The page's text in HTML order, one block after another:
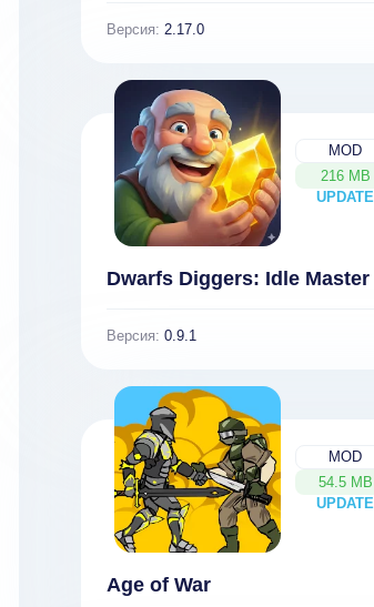
Версия: 2.17.0
MOD
216 MB
UPDATE
NEW
Dwarfs Diggers: Idle Master
Версия: 0.9.1
MOD
54.5 MB
UPDATE
NEW
Age of War